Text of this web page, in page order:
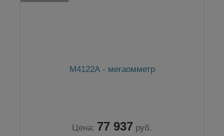
М4122А - мегаомметр
Цена: 77 937 руб.